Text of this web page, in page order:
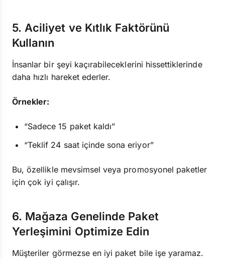
5. Aciliyet ve Kıtlık Faktörünü
Kullanın
İnsanlar bir şeyi kaçırabileceklerini hissettiklerinde
daha hızlı hareket ederler.
Örnekler:
“Sadece 15 paket kaldı”
“Teklif 24 saat içinde sona eriyor”
Bu, özellikle mevsimsel veya promosyonel paketler
için çok iyi çalışır.
6. Mağaza Genelinde Paket
Yerleşimini Optimize Edin
Müşteriler görmezse en iyi paket bile işe yaramaz.